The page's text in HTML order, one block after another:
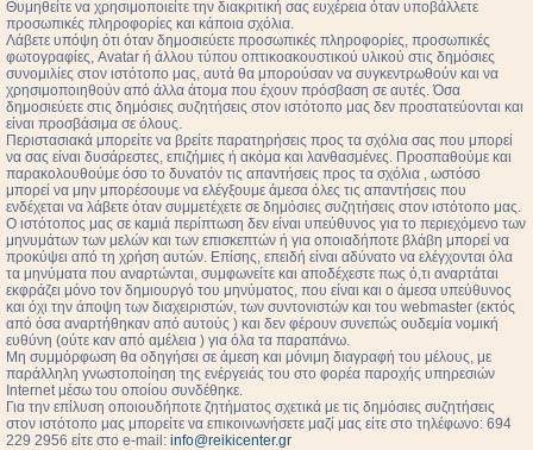
Θυμηθείτε να χρησιμοποιείτε την διακριτική σας ευχέρεια όταν υποβάλλετε
προσωπικές πληροφορίες και κάποια σχόλια.
Λάβετε υπόψη ότι όταν δημοσιεύετε προσωπικές πληροφορίες, προσωπικές
φωτογραφίες, Avatar ή άλλου τύπου οπτικοακουστικού υλικού στις δημόσιες
συνομιλίες στον ιστότοπο μας, αυτά θα μπορούσαν να συγκεντρωθούν και να
χρησιμοποιηθούν από άλλα άτομα που έχουν πρόσβαση σε αυτές. Όσα
δημοσιεύετε στις δημόσιες συζητήσεις στον ιστότοπο μας δεν προστατεύονται και
είναι προσβάσιμα σε όλους.
Περιστασιακά μπορείτε να βρείτε παρατηρήσεις προς τα σχόλια σας που μπορεί
να σας είναι δυσάρεστες, επιζήμιες ή ακόμα και λανθασμένες. Προσπαθούμε και
παρακολουθούμε όσο το δυνατόν τις απαντήσεις προς τα σχόλια , ωστόσο
μπορεί να μην μπορέσουμε να ελέγξουμε άμεσα όλες τις απαντήσεις που
ενδέχεται να λάβετε όταν συμμετέχετε σε δημόσιες συζητήσεις στον ιστότοπο μας.
Ο ιστότοπος μας σε καμιά περίπτωση δεν είναι υπεύθυνος για το περιεχόμενο των
μηνυμάτων των μελών και των επισκεπτών ή για οποιαδήποτε βλάβη μπορεί να
προκύψει από τη χρήση αυτών. Επίσης, επειδή είναι αδύνατο να ελέγχονται όλα
τα μηνύματα που αναρτώνται, συμφωνείτε και αποδέχεστε πως ό,τι αναρτάται
εκφράζει μόνο τον δημιουργό του μηνύματος, που είναι και ο άμεσα υπεύθυνος
και όχι την άποψη των διαχειριστών, των συντονιστών και του webmaster (εκτός
από όσα αναρτήθηκαν από αυτούς ) και δεν φέρουν συνεπώς ουδεμία νομική
ευθύνη (ούτε καν από αμέλεια ) για όλα τα παραπάνω.
Μη συμμόρφωση θα οδηγήσει σε άμεση και μόνιμη διαγραφή του μέλους, με
παράλληλη γνωστοποίηση της ενέργειάς του στο φορέα παροχής υπηρεσιών
Internet μέσω του οποίου συνδέθηκε.
Για την επίλυση οποιουδήποτε ζητήματος σχετικά με τις δημόσιες συζητήσεις
στον ιστότοπο μας μπορείτε να επικοινωνήσετε μαζί μας είτε στο τηλέφωνο: 694
229 2956 είτε στο e-mail: info@reikicenter.gr